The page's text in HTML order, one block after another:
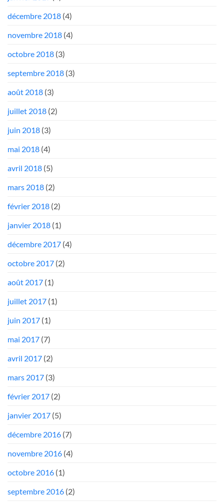
décembre 2018 (4)
novembre 2018 (4)
octobre 2018 (3)
septembre 2018 (3)
août 2018 (3)
juillet 2018 (2)
juin 2018 (3)
mai 2018 (4)
avril 2018 (5)
mars 2018 (2)
février 2018 (2)
janvier 2018 (1)
décembre 2017 (4)
octobre 2017 (2)
août 2017 (1)
juillet 2017 (1)
juin 2017 (1)
mai 2017 (7)
avril 2017 (2)
mars 2017 (3)
février 2017 (2)
janvier 2017 (5)
décembre 2016 (7)
novembre 2016 (4)
octobre 2016 (1)
septembre 2016 (2)